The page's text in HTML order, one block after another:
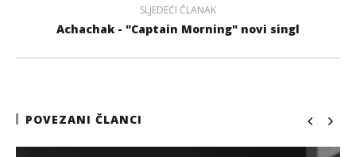
SLJEDEĆI ČLANAK
Achachak - "Captain Morning" novi singl
POVEZANI ČLANCI